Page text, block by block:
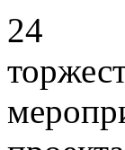
24